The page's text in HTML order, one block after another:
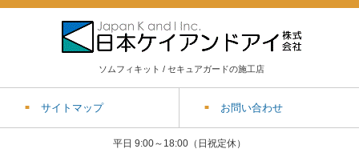
ソムフィキット / セキュアガードの施工店
サイトマップ お問い合わせ
平日 9:00～18:00（日祝定休）